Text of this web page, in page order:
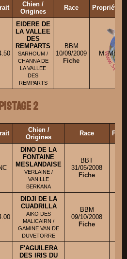
Chien /
Origines
Race
EIDERE DE
LA VALLEE
DES
REMPARTS
SARHOUM /
CHANNA DE
LA VALLEE
DES
REMPARTS
BBM
10/09/2009
Fiche
M.
2
Chien /
Origines
Race
DINO DE LA
FONTAINE
MESLANDAISE
VERLAINE /
VANILLE
BERKANA
BBT
31/05/2008
Fiche
DIDJI DE LA
CUADRILLA
AIKO DES
MALICAIRN /
GAMINE VAN DE
DUVETORRE
BBM
09/10/2008
Fiche
F'AGUILERA
DES IRIS DU